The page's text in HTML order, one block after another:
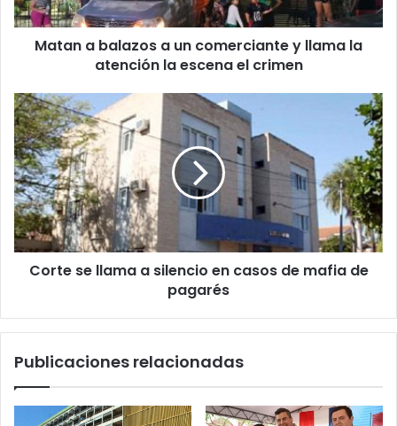
Matan a balazos a un comerciante y llama la
atención la escena el crimen
Corte se llama a silencio en casos de mafia de
pagarés
Publicaciones relacionadas